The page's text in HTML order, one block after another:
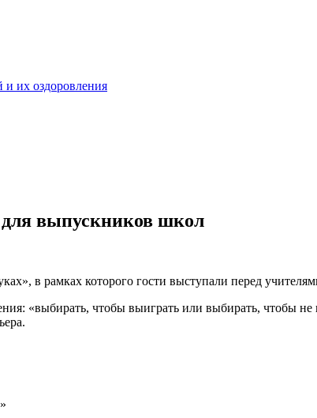
и их оздоровления
выпускников школ
в рамках которого гости выступали перед
я: «выбирать, чтобы выиграть или выбирать, чтобы не